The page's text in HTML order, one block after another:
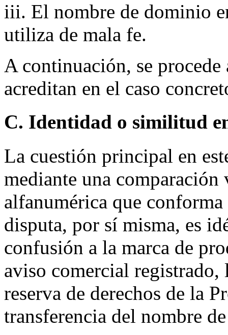
iii. El nombre de dominio
utiliza de mala fe.
A continuación, se procede
acreditan en el caso
C. Identidad o similitud
La cuestión principal en
mediante una
alfanumérica que
disputa, por sí misma, es
confusión a la marca de
aviso comercial
reserva de derechos de la
transferencia del nombre